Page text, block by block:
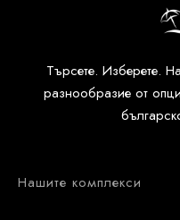
Търсете. Изберете.
разнообразие от
Нашите комплекси